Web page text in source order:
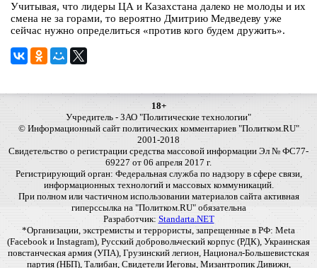
Учитывая, что лидеры ЦА и Казахстана далеко не молоды и их
смена не за горами, то вероятно Дмитрию Медведеву уже
сейчас нужно определиться «против кого будем дружить».
18+
Учредитель - ЗАО "Политические технологии"
© Информационный сайт политических комментариев "Политком.RU"
2001-2018
Свидетельство о регистрации средства массовой информации Эл № ФС77-
69227 от 06 апреля 2017 г.
Регистрирующий орган: Федеральная служба по надзору в сфере связи,
информационных технологий и массовых коммуникаций.
При полном или частичном использовании материалов сайта активная
гиперссылка на "Политком.RU" обязательна
Разработчик: Standarta.NET
*Организации, экстремисты и террористы, запрещенные в РФ: Meta
(Facebook и Instagram), Русский добровольческий корпус (РДК), Украинская
повстанческая армия (УПА), Грузинский легион, Национал-Большевистская
партия (НБП), Талибан, Свидетели Иеговы, Мизантропик Дивижн,